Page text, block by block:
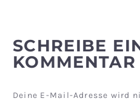
SCHREIBE
KOMMENTAR
Deine E-Mail-Adresse wird